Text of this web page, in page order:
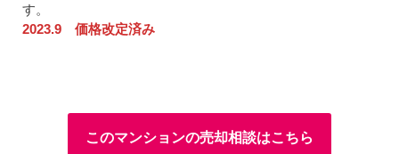
す。
2023.9 価格改定済み
このマンションの売却相談はこちら